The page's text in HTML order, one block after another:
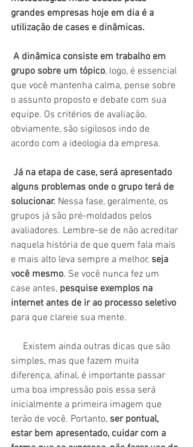
grandes empresas hoje em dia é a
utilização de cases e dinâmicas.
A dinâmica consiste em trabalho em
grupo sobre um tópico, logo, é essencial
que você mantenha calma, pense sobre
o assunto proposto e debate com sua
equipe. Os critérios de avaliação,
obviamente, são sigilosos indo de
acordo com a ideologia da empresa.
Já na etapa de case, será apresentado
alguns problemas onde o grupo terá de
solucionar. Nessa fase, geralmente, os
grupos já são pré-moldados pelos
avaliadores. Lembre-se de não acreditar
naquela história de que quem fala mais
e mais alto leva sempre a melhor, seja
você mesmo. Se você nunca fez um
case antes, pesquise exemplos na
internet antes de ir ao processo seletivo
para que clareie sua mente.
simples, mas que fazem muita
diferença, afinal, é importante passar
uma boa impressão pois essa será
inicialmente a primeira imagem que
terão de você. Portanto, ser pontual,
estar bem apresentado, cuidar com a